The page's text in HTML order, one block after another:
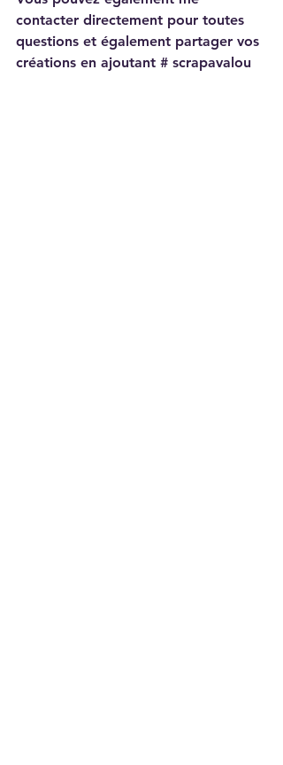
contacter directement pour toutes
questions et également partager vos
créations en ajoutant # scrapavalou